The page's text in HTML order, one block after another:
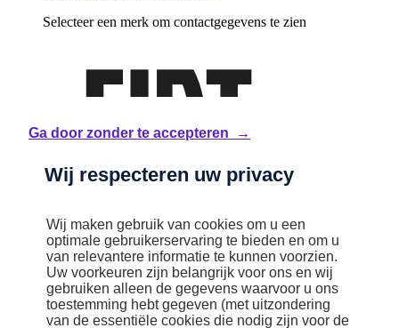
Selecteer een merk om contactgegevens te zien
Ga door zonder te accepteren →
Wij respecteren uw privacy
Wij maken gebruik van cookies om u een
optimale gebruikerservaring te bieden en om u
van relevantere informatie te kunnen voorzien.
Uw voorkeuren zijn belangrijk voor ons en wij
gebruiken alleen de gegevens waarvoor u ons
toestemming hebt gegeven (met uitzondering
van de essentiële cookies die nodig zijn voor de